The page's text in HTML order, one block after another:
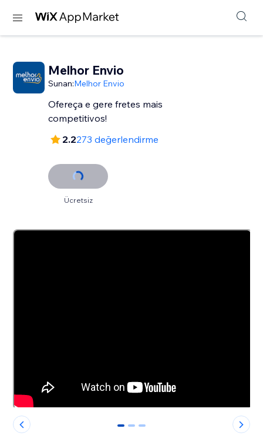
Melhor Envio
Sunan:Melhor Envio
Ofereça e gere fretes mais
competitivos!
2.2273 değerlendirme
Ücretsiz
0 1 2